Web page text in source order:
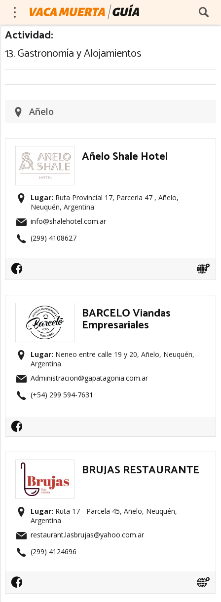
Actividad:
13. Gastronomía y Alojamientos
Añelo
Añelo Shale Hotel
Lugar: Ruta Provincial 17, Parcerla 47 , Añelo,
Neuquén, Argentina
info@shalehotel.com.ar
(299) 4108627
BARCELO Viandas
Empresariales
Lugar: Neneo entre calle 19 y 20, Añelo, Neuquén,
Argentina
Administracion@gapatagonia.com.ar
(+54) 299 594-7631
BRUJAS RESTAURANTE
Lugar: Ruta 17 - Parcela 45, Añelo, Neuquén,
Argentina
restaurant.lasbrujas@yahoo.com.ar
(299) 4124696